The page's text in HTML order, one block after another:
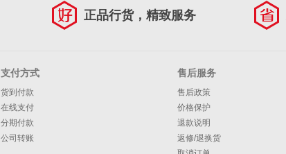
正品行货，精致服务
支付方式
货到付款
在线支付
分期付款
公司转账
售后服务
售后政策
价格保护
退款说明
返修/退换货